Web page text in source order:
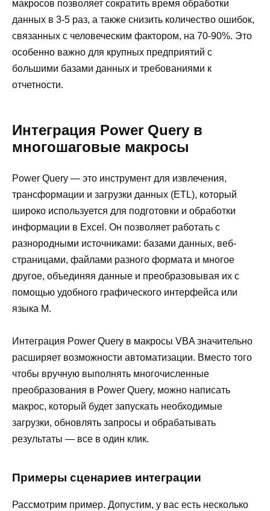
макросов позволяет сократить время обработки
данных в 3-5 раз, а также снизить количество ошибок,
связанных с человеческим фактором, на 70-90%. Это
особенно важно для крупных предприятий с
большими базами данных и требованиями к
отчетности.
Интеграция Power Query в
многошаговые макросы
Power Query — это инструмент для извлечения,
трансформации и загрузки данных (ETL), который
широко используется для подготовки и обработки
информации в Excel. Он позволяет работать с
разнородными источниками: базами данных, веб-
страницами, файлами разного формата и многое
другое, объединяя данные и преобразовывая их с
помощью удобного графического интерфейса или
языка M.
Интеграция Power Query в макросы VBA значительно
расширяет возможности автоматизации. Вместо того
чтобы вручную выполнять многочисленные
преобразования в Power Query, можно написать
макрос, который будет запускать необходимые
загрузки, обновлять запросы и обрабатывать
результаты — все в один клик.
Примеры сценариев интеграции
Рассмотрим пример. Допустим, у вас есть несколько